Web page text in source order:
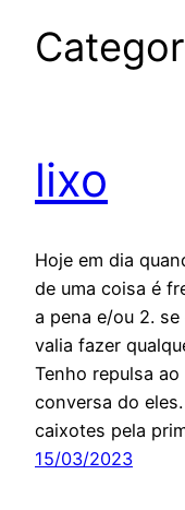
lixo
Hoje em dia
de uma coisa é
a pena e/ou 2.
valia fazer
Tenho repulsa
conversa do
caixotes pela
15/03/2023